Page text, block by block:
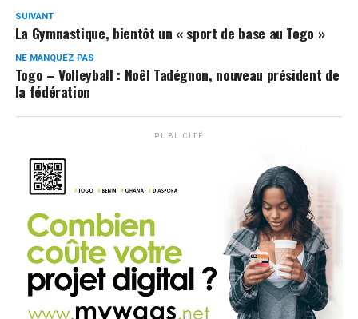
SUIVANT
La Gymnastique, bientôt un « sport de base au Togo »
NE MANQUEZ PAS
Togo – Volleyball : Noêl Tadégnon, nouveau président de
la fédération
PUBLICITÉ